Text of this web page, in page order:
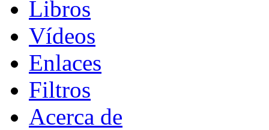
Libros
Vídeos
Enlaces
Filtros
Acerca de